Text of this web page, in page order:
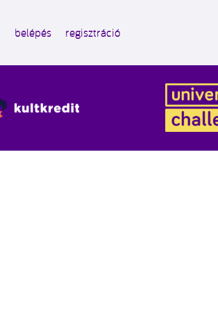
belépés regisztráció